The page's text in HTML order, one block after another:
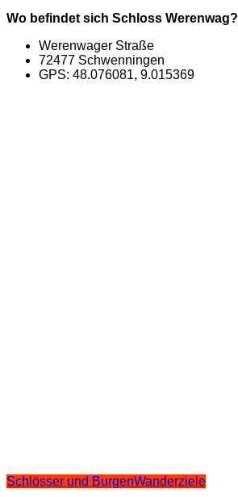
Wo befindet sich Schloss Werenwag?
Werenwager Straße
72477 Schwenningen
GPS: 48.076081, 9.015369
Schlösser und BurgenWanderziele